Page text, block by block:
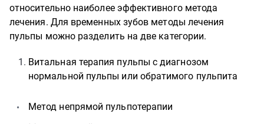
относительно наиболее эффективного метода
лечения. Для временных зубов методы лечения
пульпы можно разделить на две категории.
Витальная терапия пульпы с диагнозом
нормальной пульпы или обратимого пульпита
Метод непрямой пульпотерапии